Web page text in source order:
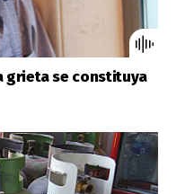
grieta se constituya